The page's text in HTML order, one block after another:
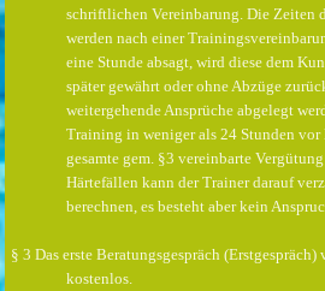
schriftlichen Vereinbarung. Die Zeiten
werden nach einer
eine Stunde absagt, wird diese dem
später gewährt oder ohne Abzüge
weitergehende Ansprüche abgelegt
Training in weniger als 24 Stunden
gesamte gem. §3 vereinbarte
Härtefällen kann der Trainer darauf
berechnen, es besteht aber kein
§ 3 Das erste Beratungsgespräch
kostenlos.